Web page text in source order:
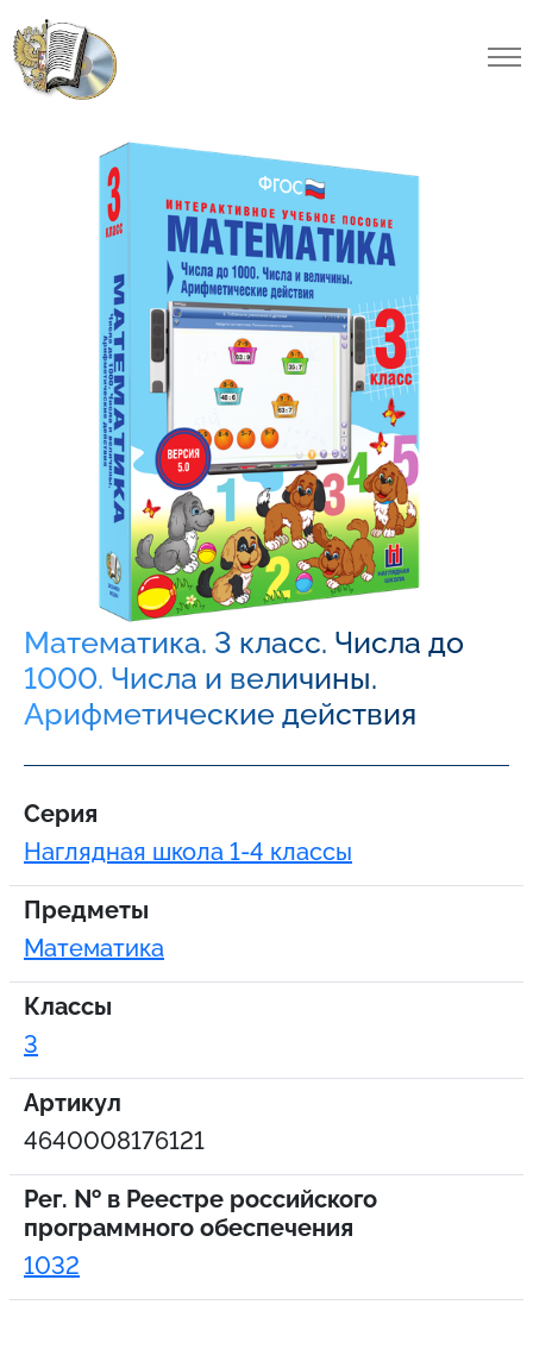
Математика. 3 класс. Числа до
1000. Числа и величины.
Арифметические действия
Серия
Наглядная школа 1-4 классы
Предметы
Математика
Классы
3
Артикул
4640008176121
Рег. № в Реестре российского
программного обеспечения
1032